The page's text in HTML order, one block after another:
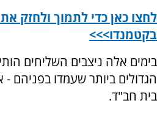
לחצו כאן כדי לתמוך ולחזק
בקטמנדו>>>
בימים אלה ניצבים השליחים
הגדולים ביותר שעמדו בפניהם
בית חב"ד.